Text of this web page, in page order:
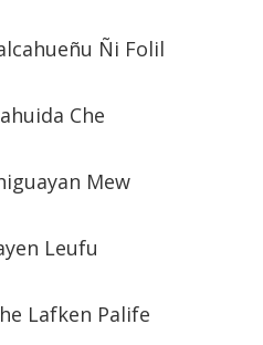
Ñi Folil
Che
Mew
Leufu
Lafken Palife